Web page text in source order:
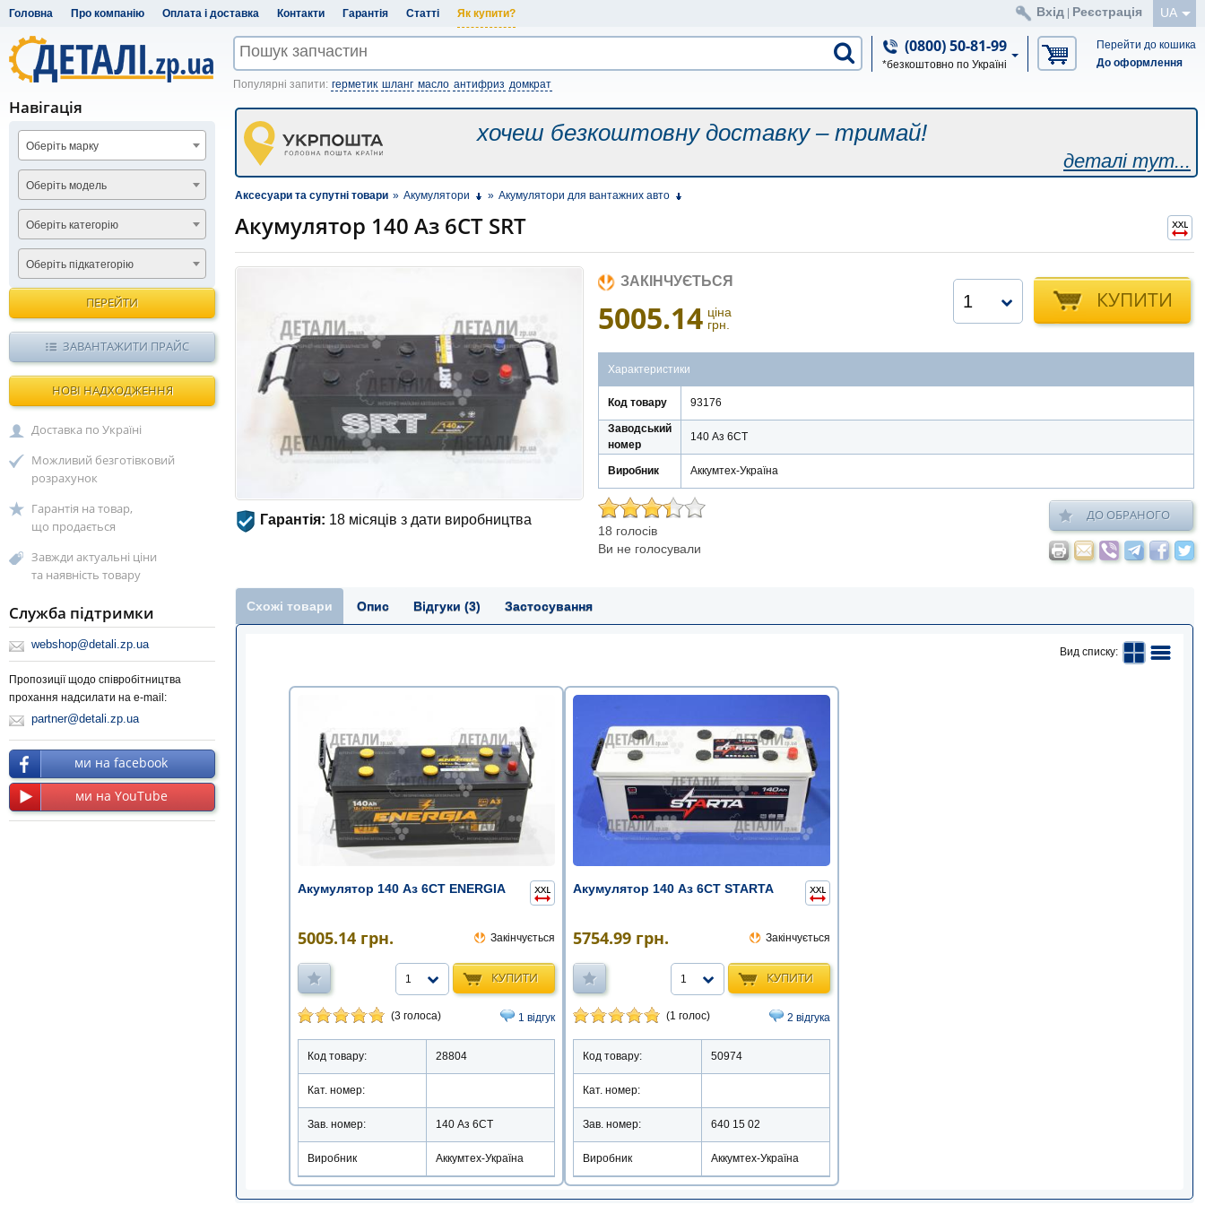
Головна Про компанію Оплата і доставка Контакти Гарантія Статті Як купити? UA
Вхід Реєстрація
(0800) 50-81-99
*безкоштовно по Україні
Перейти до кошика
До оформлення
Популярні запити: герметик шланг масло антифриз домкрат
хочеш безкоштовну доставку – тримай!
деталі тут...
Аксесуари та супутні товари » Акумулятори » Акумулятори для вантажних авто
Акумулятор 140 Аз 6СТ SRT
Гарантія: 18 місяців з дати виробництва
ЗАКІНЧУЄТЬСЯ
5005.14 ціна
грн.
КУПИТИ
1
Характеристики
Код товару 93176
Заводський
номер
140 Аз 6СТ
Виробник Аккумтех-Україна
18 голосів
Ви не голосували
ДО ОБРАНОГО
Схожі товари Опис Відгуки (3) Застосування
Вид списку:
Акумулятор 140 Аз 6СТ ENERGIA
5005.14 грн. Закінчується
КУПИТИ
1
(3 голоса) 1 відгук
Код товару: 28804
Кат. номер:
Зав. номер: 140 Аз 6СТ
Виробник Аккумтех-Україна
Акумулятор 140 Аз 6СТ STARTA
5754.99 грн. Закінчується
КУПИТИ
1
(1 голос) 2 відгука
Код товару: 50974
Кат. номер:
Зав. номер: 640 15 02
Виробник Аккумтех-Україна
Навігація
Оберіть марку
Оберіть модель
Оберіть категорію
Оберіть підкатегорію
ПЕРЕЙТИ
ЗАВАНТАЖИТИ ПРАЙС
НОВІ НАДХОДЖЕННЯ
Доставка по Україні
Можливий безготівковий
розрахунок
Гарантія на товар,
що продається
Завжди актуальні ціни
та наявність товару
Служба підтримки
webshop@detali.zp.ua
Пропозиції щодо співробітництва
прохання надсилати на e-mail:
partner@detali.zp.ua
ми на facebook
ми на YouTube